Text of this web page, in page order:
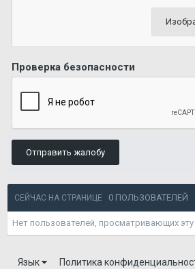
Проверка безопасности
Отправить жалобу
СЕЙЧАС НА СТРАНИЦЕ 0 ПОЛЬЗОВАТЕЛЕЙ
Нет пользователей, просматривающих эту
Язык Политика